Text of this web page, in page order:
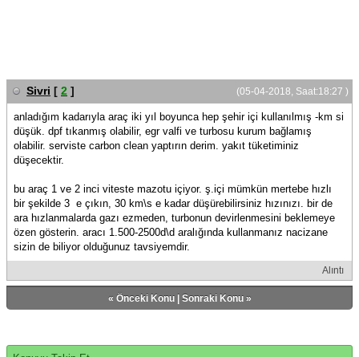
(05-04-2018, Saat:18:27 )
Sivri [ 2 ]
anladığım kadarıyla araç iki yıl boyunca hep şehir içi kullanılmış -km si
düşük. dpf tıkanmış olabilir, egr valfi ve turbosu kurum bağlamış
olabilir. serviste carbon clean yaptırın derim. yakıt tüketiminiz
düşecektir.
bu araç 1 ve 2 inci viteste mazotu içiyor. ş.içi mümkün mertebe hızlı
bir şekilde 3 e çıkın, 30 km\s e kadar düşürebilirsiniz hızınızı. bir de
ara hızlanmalarda gazı ezmeden, turbonun devirlenmesini beklemeye
özen gösterin. aracı 1.500-2500d\d aralığında kullanmanız nacizane
sizin de biliyor olduğunuz tavsiyemdir.
Alıntı
« Önceki Konu| Sonraki Konu»